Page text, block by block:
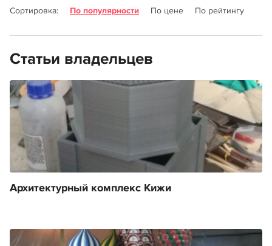
Сортировка: По популярности По цене По рейтингу
Статьи владельцев
Архитектурный комплекс Кижи